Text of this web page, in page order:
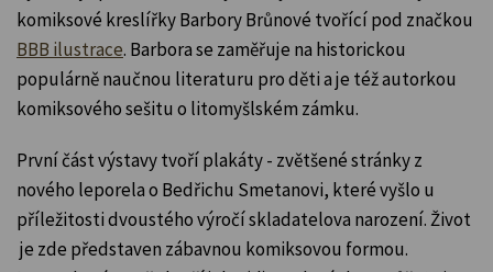
komiksové kreslířky Barbory Brůnové tvořící pod značkou
BBB ilustrace. Barbora se zaměřuje na historickou
populárně naučnou literaturu pro děti a je též autorkou
komiksového sešitu o litomyšlském zámku.
První část výstavy tvoří plakáty - zvětšené stránky z
nového leporela o Bedřichu Smetanovi, které vyšlo u
příležitosti dvoustého výročí skladatelova narození. Život
je zde představen zábavnou komiksovou formou.